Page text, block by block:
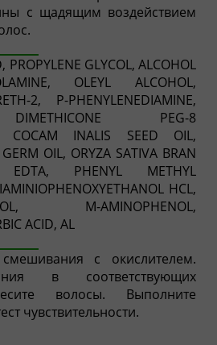
с щадящим воздействием
PROPYLENE GLYCOL, ALCOHOL
OLEYL ALCOHOL,
2, P-PHENYLENEDIAMINE,
PEG-8
COCAM INALIS SEED OIL,
OIL, ORYZA SATIVA BRAN
PHENYL METHYL
HCL,
M-AMINOPHENOL,
ACID, AL
с окислителем.
в соответствующих
волосы. Выполните
чувствительности.